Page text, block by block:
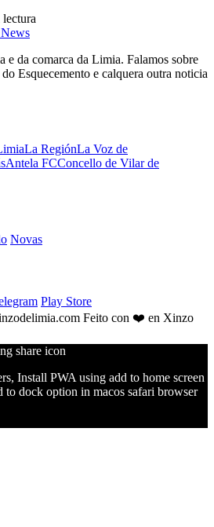
da comarca da Limia. Falamos sobre
Esquecemento e calquera outra noticia
La RegiónLa Voz de
Antela FCConcello de Vilar de
Novas
Play Store
Feito con ❤️ en Xinzo
Install PWA using add to home screen
to dock option in macos safari browser